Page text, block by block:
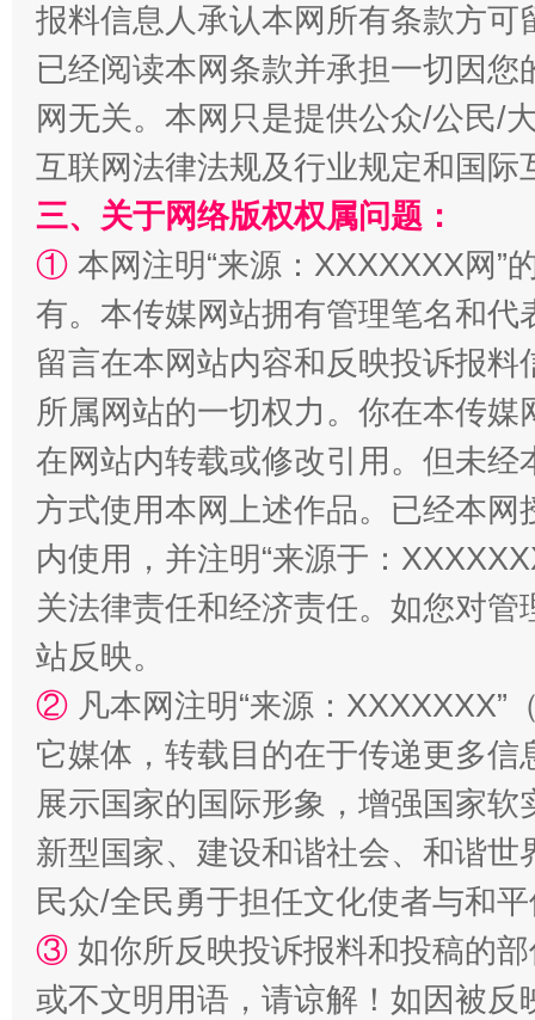
漫山遍野的桃花与雪山、麦地、白藏房
招工难、用工荒背后
报料信息人承认本网所有条款方
已经阅读本网条款并承担一切因
网无关。本网只是提供公众/公民/
互联网法律法规及行业规定和国
三、关于网络版权权属问题：
① 本网注明“来源：XXXXXXX网”
有。本传媒网站拥有管理笔名和
留言在本网站内容和反映投诉报
所属网站的一切权力。你在本传
在网站内转载或修改引用。但未
方式使用本网上述作品。已经本
内使用，并注明“来源于：
关法律责任和经济责任。如您对
站反映。
② 凡本网注明“来源：
它媒体，转载目的在于传递更多
展示国家的国际形象，增强国家
新型国家、建设和谐社会、和谐
民众/全民勇于担任文化使者与和
③ 如你所反映投诉报料和投稿的
或不文明用语，请谅解！如因被